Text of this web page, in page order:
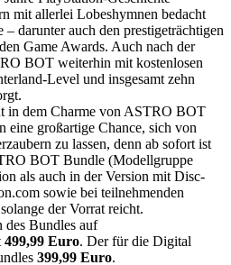
mit allerlei Lobeshymnen bedacht
darunter auch den prestigeträchtigen
Game Awards. Auch nach der
BOT weiterhin mit kostenlosen
Level und insgesamt zehn
in dem Charme von ASTRO BOT
eine großartige Chance, sich von
zu lassen, denn ab sofort ist
BOT Bundle (Modellgruppe
als auch in der Version mit Disc-
sowie bei teilnehmenden
der Vorrat reicht.
Bundles auf
499,99 Euro. Der für die Digital
399,99 Euro.